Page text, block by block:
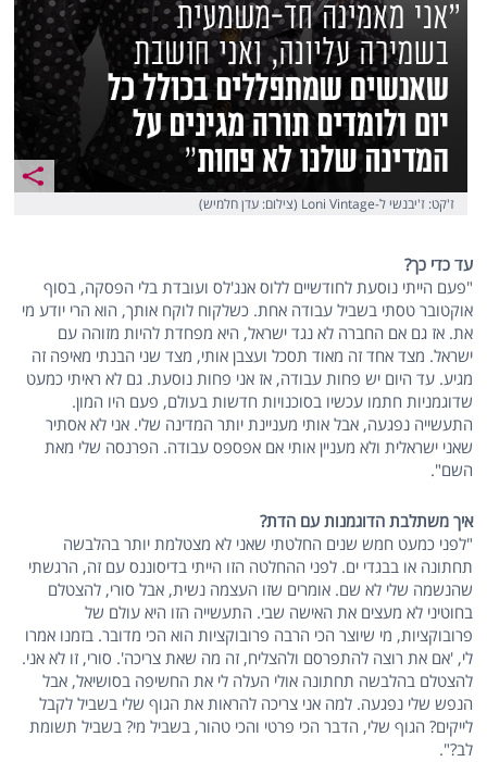
ז'קט: ז'יבנשי ל-Loni Vintage (צילום: עדן חלמיש)
עד כדי כך?
"פעם הייתי נוסעת לחודשיים ללוס אנג'לס ועובדת בלי הפסקה, בסוף
אוקטובר טסתי בשביל עבודה אחת. כשלקוח לוקח אותך, הוא הרי יודע מי
את. אז גם אם החברה לא נגד ישראל, היא מפחדת להיות מזוהה עם
ישראל. מצד אחד זה מאוד תסכל ועצבן אותי, מצד שני הבנתי מאיפה זה
מגיע. עד היום יש פחות עבודה, אז אני פחות נוסעת. גם לא ראיתי כמעט
שדוגמניות חתמו עכשיו בסוכנויות חדשות בעולם, פעם היו המון.
התעשייה נפגעה, אבל אותי מעניינת יותר המדינה שלי. אני לא אסתיר
שאני ישראלית ולא מעניין אותי אם אפספס עבודה. הפרנסה שלי מאת
השם".
איך משתלבת הדוגמנות עם הדת?
"לפני כמעט חמש שנים החלטתי שאני לא מצטלמת יותר בהלבשה
תחתונה או בבגדי ים. לפני ההחלטה הזו הייתי בדיסוננס עם זה, הרגשתי
שהנשמה שלי לא שם. אומרים שזו העצמה נשית, אבל סורי, להצטלם
בחוטיני לא מעצים את האישה שבי. התעשייה הזו היא עולם של
פרובוקציות, מי שיוצר הכי הרבה פרובוקציות הוא הכי מדובר. בזמנו אמרו
לי, 'אם את רוצה להתפרסם ולהצליח, זה מה שאת צריכה'. סורי, זו לא אני.
להצטלם בהלבשה תחתונה אולי העלה לי את החשיפה בסושיאל, אבל
הנפש שלי נפגעה. למה אני צריכה להראות את הגוף שלי בשביל לקבל
לייקים? הגוף שלי, הדבר הכי פרטי והכי טהור, בשביל מי? בשביל תשומת
לב?".